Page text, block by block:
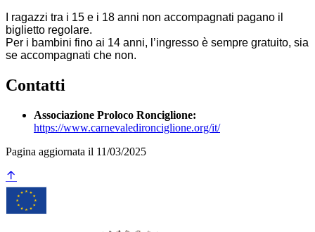
I ragazzi tra i 15 e i 18 anni non accompagnati pagano il
biglietto regolare.
Per i bambini fino ai 14 anni, l’ingresso è sempre gratuito, sia
se accompagnati che non.
Contatti
Associazione Proloco Ronciglione:
https://www.carnevaledironciglione.org/it/
Pagina aggiornata il 11/03/2025